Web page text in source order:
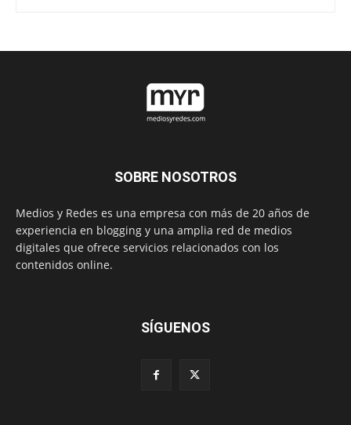
SOBRE NOSOTROS
Medios y Redes es una empresa con más de 20 años de
experiencia en blogging y una amplia red de medios
digitales que ofrece servicios relacionados con los
contenidos online.
SÍGUENOS